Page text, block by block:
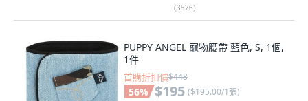
(3576)
PUPPY ANGEL 寵物腰帶 藍色, S, 1個,
1件
首購折扣價$448
56% $195 ($195.00/1張)